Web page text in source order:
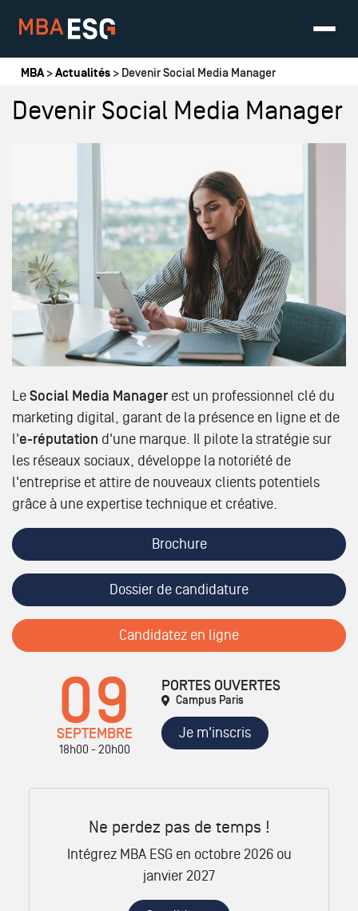
Vous êtes ici
MBA>Actualités > Devenir Social Media Manager
Devenir Social Media Manager
Le Social Media Manager est un professionnel clé du
marketing digital, garant de la présence en ligne et de
l'e-réputation d'une marque. Il pilote la stratégie sur
les réseaux sociaux, développe la notoriété de
l'entreprise et attire de nouveaux clients potentiels
grâce à une expertise technique et créative.
Brochure
Dossier de candidature
Candidatez en ligne
09
SEPTEMBRE
18h00 - 20h00
PORTES OUVERTES
Campus Paris
Je m'inscris
Ne perdez pas de temps !
Intégrez MBA ESG en octobre 2026 ou
janvier 2027